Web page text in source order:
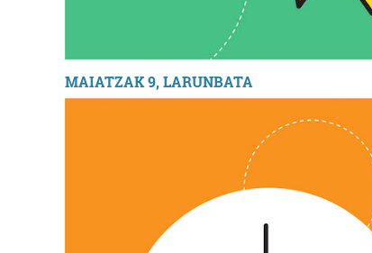
MAIATZAK 9, LARUNBATA